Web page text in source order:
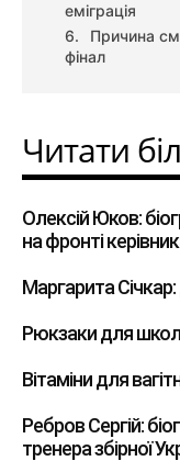
еміграція
Причина
фінал
Читати
Олексій Юков:
на фронті
Маргарита Січкар:
Рюкзаки для
Вітаміни для
Ребров Сергій:
тренера збірної